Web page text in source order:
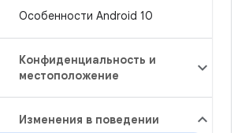
Особенности Android 10
Конфиденциальность и
местоположение
Изменения в поведении